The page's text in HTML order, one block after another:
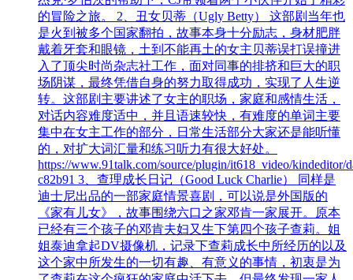
的冒险之旅。 2、丑女贝蒂（Ugly Betty） 这部剧当年也
是火到被多个国家翻拍，故事本身十分励志，身材肥胖
戴着牙套和眼镜，土到不能再土的女主贝蒂误打误撞进
入了顶尖时尚杂志社工作，面对同事的排挤和巨大的职
场阴谋，最终凭借自身的努力取得成功，实现了人生逆
转。这部剧主要讲述了女主的职场，家庭和感情生活，
对话内容难度适中，并且语速较快，有难度的单词主要
集中在女主工作的部分，日常生活部分大家还是能听懂
的，对扩大词汇量和练习听力有很大好处。
https://www.91talk.com/source/plugin/it618_video/kindeditor/
c82b91 3、查理成长日记（Good Luck Charlie） 同样是
迪士尼出品的一部家庭情景喜剧，可以说是外国版的
《家有儿女》，故事围绕六口之家邓肯一家展开。原本
已经有三个孩子的邓肯夫妇又生下第四个孩子查莉。姐
姐泰迪拿起DV摄像机，记录下查莉成长中所经历的以及
这个家中所发生的一切有趣、有意义的事情，初衷是为